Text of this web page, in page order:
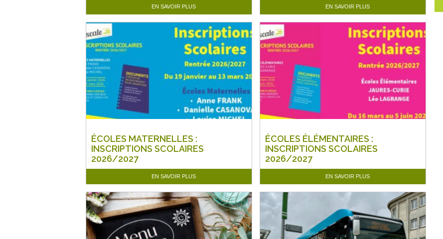
EN SAVOIR PLUS EN SAVOIR PLUS
ÉCOLES MATERNELLES :
INSCRIPTIONS SCOLAIRES
2026/2027
EN SAVOIR PLUS
ÉCOLES ÉLÉMENTAIRES :
INSCRIPTIONS SCOLAIRES
2026/2027
EN SAVOIR PLUS